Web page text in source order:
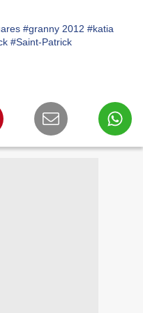
#granny 2012 #katia
#Saint-Patrick